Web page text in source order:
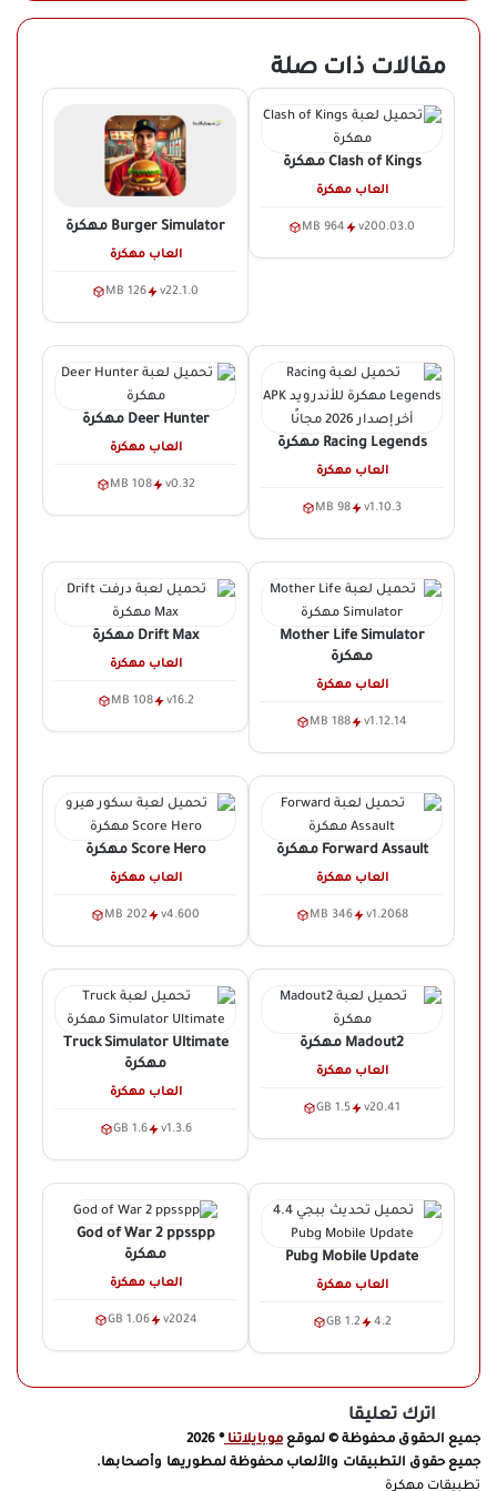
مقالات ذات صلة
Burger Simulator مهكرة
العاب مهكرة
v22.1.0
126 MB
Clash of Kings مهكرة
العاب مهكرة
v200.03.0
964 MB
Deer Hunter مهكرة
العاب مهكرة
v0.32
108 MB
Racing Legends مهكرة
العاب مهكرة
v1.10.3
98 MB
Drift Max مهكرة
العاب مهكرة
v16.2
108 MB
Mother Life Simulator
مهكرة
العاب مهكرة
v1.12.14
188 MB
Score Hero مهكرة
العاب مهكرة
v4.600
202 MB
Forward Assault مهكرة
العاب مهكرة
v1.2068
346 MB
Truck Simulator Ultimate
مهكرة
العاب مهكرة
v1.3.6
1.6 GB
Madout2 مهكرة
العاب مهكرة
v20.41
1.5 GB
God of War 2 ppsspp
مهكرة
العاب مهكرة
v2024
1.06 GB
Pubg Mobile Update
العاب مهكرة
4.2
1.2 GB
اترك تعليقا
جميع الحقوق محفوظة © لموقع موبايلاتنا® 2026
جميع حقوق التطبيقات والألعاب محفوظة لمطوريها وأصحابها.
تطبيقات مهكرة